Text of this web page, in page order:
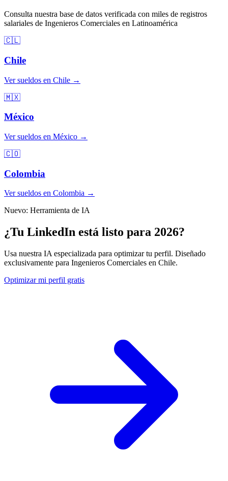
Consulta nuestra base de datos verificada con miles de registros
salariales de Ingenieros Comerciales en Latinoamérica
🇨🇱
Chile
Ver sueldos en Chile →
🇲🇽
México
Ver sueldos en México →
🇨🇴
Colombia
Ver sueldos en Colombia →
Nuevo: Herramienta de IA
¿Tu LinkedIn está listo para 2026?
Usa nuestra IA especializada para optimizar tu perfil. Diseñado
exclusivamente para Ingenieros Comerciales en Chile.
Optimizar mi perfil gratis